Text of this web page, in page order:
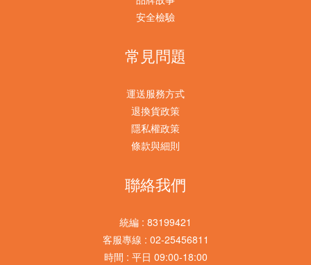
安全檢驗
常見問題
運送服務方式
退換貨政策
隱私權政策
條款與細則
聯絡我們
統編 : 83199421
客服專線 : 02-25456811
時間 : 平日 09:00-18:00